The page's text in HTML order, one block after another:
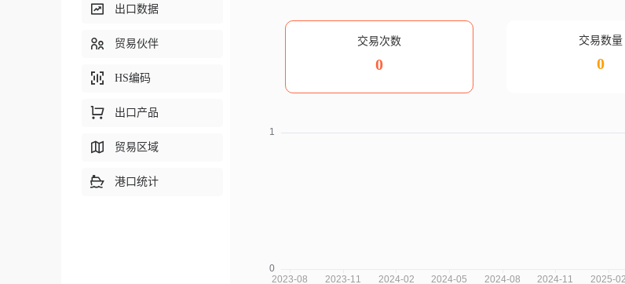
交易次数
0
交易数量
0
出口数据
贸易伙伴
HS编码
出口产品
贸易区域
港口统计